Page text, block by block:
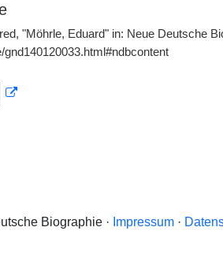
"Möhrle, Eduard" in: Neue Deutsche
gnd140120033.html#ndbcontent
Biographie · Impressum ·